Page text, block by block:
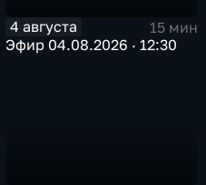
4 августа
15 мин
Эфир 04.08.2026 · 12:30